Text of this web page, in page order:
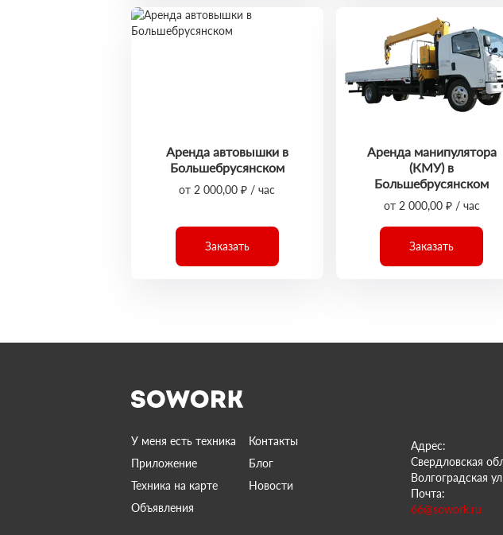
Аренда автовышки в
Большебрусянском
от 2 000,00 ₽ / час
Заказать
Аренда манипулятора
(КМУ) в
Большебрусянском
от 2 000,00 ₽ / час
Заказать
У меня есть техника
Контакты
Приложение
Блог
Техника на карте
Новости
Объявления
Адрес:
Свердловская
Волгоградская
Почта:
66@sowork.ru